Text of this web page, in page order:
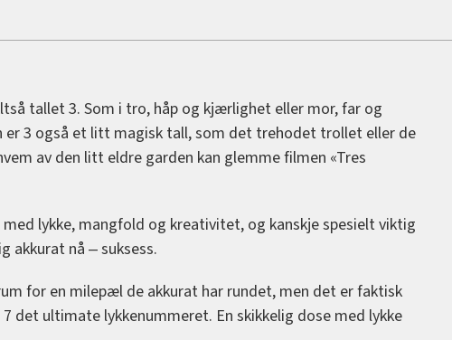
tallet 3. Som i tro, håp og kjærlighet eller mor, far og
er 3 også et litt magisk tall, som det trehodet trollet eller de
av den litt eldre garden kan glemme filmen «Tres
lykke, mangfold og kreativitet, og kanskje spesielt viktig
akkurat nå ‒ suksess.
for en milepæl de akkurat har rundet, men det er faktisk
7 det ultimate lykkenummeret. En skikkelig dose med lykke